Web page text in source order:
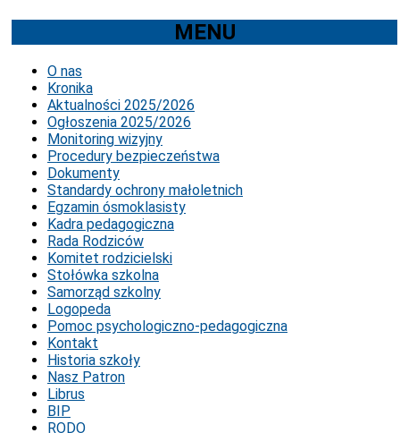
MENU
O nas
Kronika
Aktualności 2025/2026
Ogłoszenia 2025/2026
Monitoring wizyjny
Procedury bezpieczeństwa
Dokumenty
Standardy ochrony małoletnich
Egzamin ósmoklasisty
Kadra pedagogiczna
Rada Rodziców
Komitet rodzicielski
Stołówka szkolna
Samorząd szkolny
Logopeda
Pomoc psychologiczno-pedagogiczna
Kontakt
Historia szkoły
Nasz Patron
Librus
BIP
RODO